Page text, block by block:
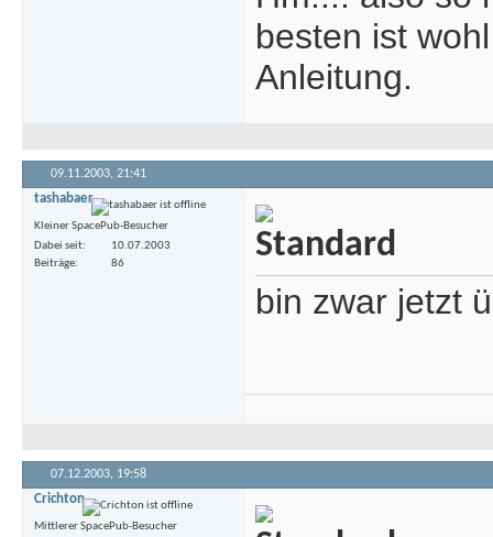
besten ist
Anleitung.
09.11.2003, 21:41
tashabaer
Kleiner SpacePub-Besucher
Dabei seit
10.07.2003
Beiträge
86
bin zwar jetzt
07.12.2003, 19:58
Crichton
Mittlerer SpacePub-Besucher